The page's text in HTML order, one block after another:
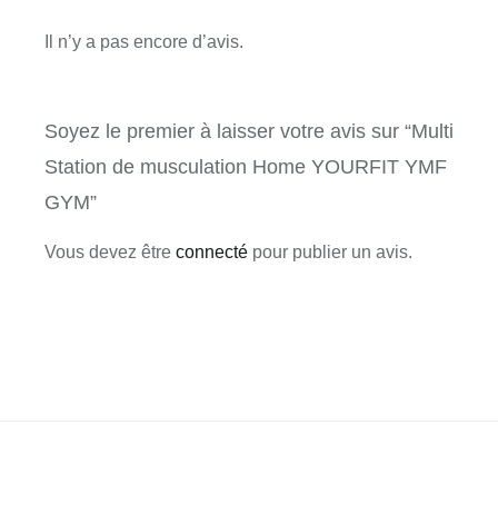
Il n’y a pas encore d’avis.
Soyez le premier à laisser votre avis sur “Multi
Station de musculation Home YOURFIT YMF
GYM”
Vous devez être connectépour publier un avis.